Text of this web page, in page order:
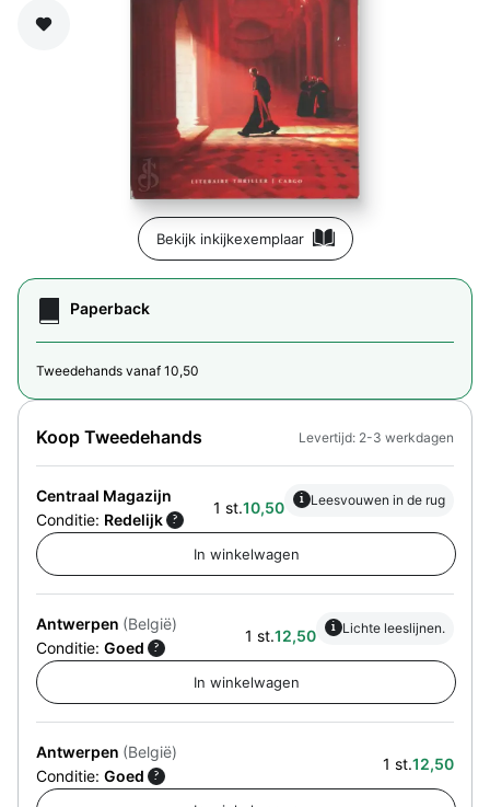
Bekijk inkijkexemplaar
Paperback
Tweedehands vanaf 10,50
Koop Tweedehands
Centraal Magazijn
Conditie: Redelijk ?
1 st.10,50 i Leesvouwen in de rug
Antwerpen (België)
Conditie: Goed ?
1 st.12,50 i Lichte leeslijnen.
Antwerpen (België)
Conditie: Goed ?
1 st.12,50
Levertijd: 2-3 werkdagen